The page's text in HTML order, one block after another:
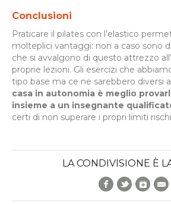
Conclusioni
Praticare il pilates con l’elastico
molteplici vantaggi: non a caso sono
che si avvalgono di questo attrezzo
proprie lezioni. Gli esercizi che
tipo base ma ce ne sarebbero diversi
casa in autonomia è meglio
insieme a un insegnante
certi di non superare i propri limiti
LA CONDIVISIONE È
Facebook
Twitter